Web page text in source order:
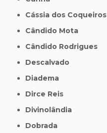
Cássia dos Coqueiros
Cândido Mota
Cândido Rodrigues
Descalvado
Diadema
Dirce Reis
Divinolândia
Dobrada